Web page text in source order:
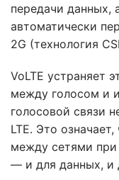
передачи данных,
автоматически
2G (технология
VoLTE устраняет
между голосом и
голосовой связи
LTE. Это
между сетями при
— и для данных, и